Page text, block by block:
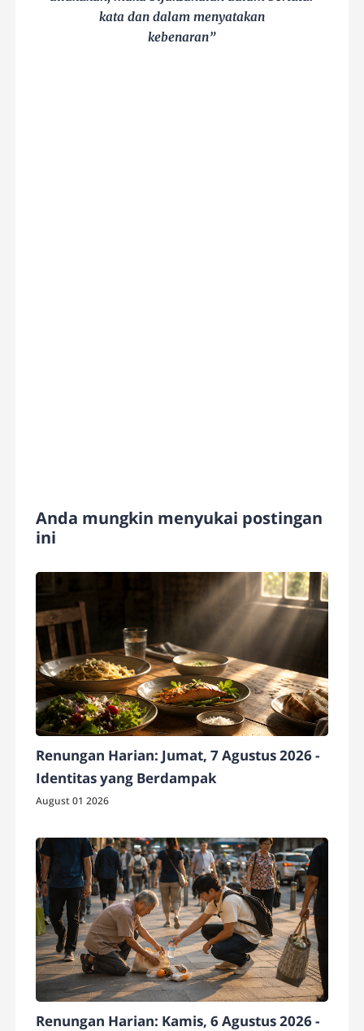
kata dan dalam menyatakan
kebenaran”
Anda mungkin menyukai postingan
ini
Renungan Harian: Jumat, 7 Agustus 2026 -
Identitas yang Berdampak
August 01 2026
Renungan Harian: Kamis, 6 Agustus 2026 -